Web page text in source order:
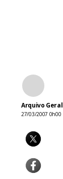
Arquivo Geral
27/03/2007 0h00